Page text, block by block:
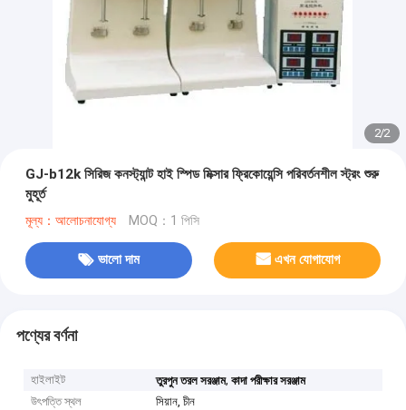
2/2
GJ-b12k সিরিজ কনস্ট্যান্ট হাই স্পিড মিক্সার ফ্রিকোয়েন্সি পরিবর্তনশীল স্ট্রং শুরু
মুহূর্ত
মূল্য：আলোচনাযোগ্য MOQ：1 পিসি
ভালো দাম এখন যোগাযোগ
পণ্যের বর্ণনা
হাইলাইট তুরপুন তরল সরঞ্জাম,কাদা পরীক্ষার সরঞ্জাম
উৎপত্তি স্থল
সিয়ান, চীন